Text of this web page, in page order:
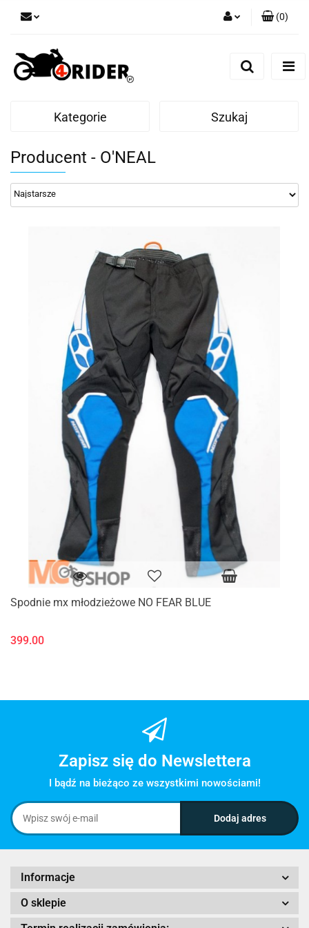
(0)
Kategorie Szukaj
Producent - O'NEAL
Spodnie mx młodzieżowe NO FEAR BLUE
399.00
Zapisz się do Newslettera
I bądź na bieżąco ze wszystkimi nowościami!
Informacje
O sklepie